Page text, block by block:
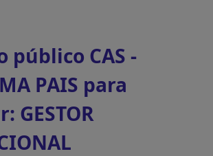
público CAS -
PAIS para
GESTOR